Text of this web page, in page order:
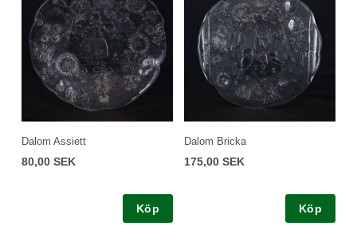
Dalom Assiett
80,00 SEK
Köp
Dalom Bricka
175,00 SEK
Köp